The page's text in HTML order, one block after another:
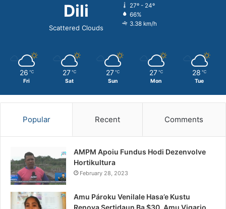
Dili
Scattered Clouds
27º - 24º
66%
3.38 km/h
26 ℃
Fri
27 ℃
Sat
27 ℃
Sun
27 ℃
Mon
28 ℃
Tue
Popular Recent Comments
AMPM Apoiu Fundus Hodi Dezenvolve
Hortikultura
February 28, 2023
Amu Pároku Venilale Hasa’e Kustu
Renova Sertidaun Ba $30, Amu Vigario